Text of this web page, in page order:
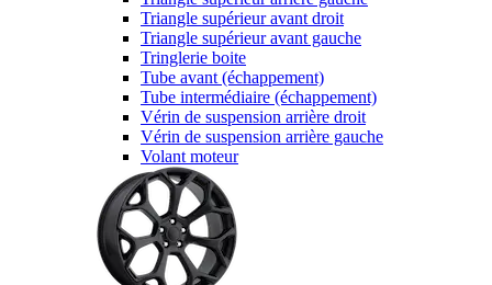
Triangle supérieur avant droit
Triangle supérieur avant gauche
Tringlerie boite
Tube avant (échappement)
Tube intermédiaire (échappement)
Vérin de suspension arrière droit
Vérin de suspension arrière gauche
Volant moteur